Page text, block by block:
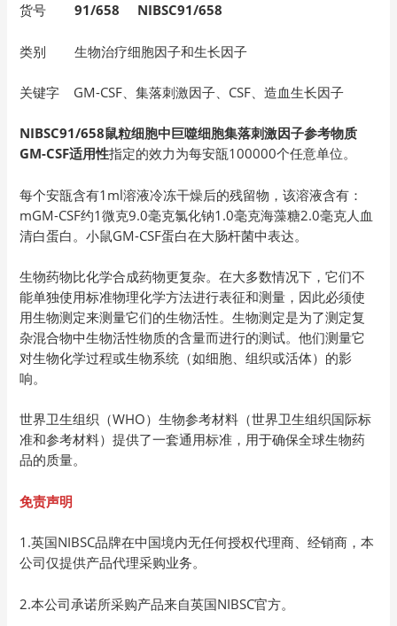
货号91/658 NIBSC91/658
类别 生物治疗细胞因子和生长因子
关键字 GM-CSF、集落刺激因子、CSF、造血生长因子
NIBSC91/658鼠粒细胞中巨噬细胞集落刺激因子参考物质
GM-CSF适用性指定的效力为每安瓿100000个任意单位。
每个安瓿含有1ml溶液冷冻干燥后的残留物，该溶液含有：
mGM-CSF约1微克9.0毫克氯化钠1.0毫克海藻糖2.0毫克人血
清白蛋白。小鼠GM-CSF蛋白在大肠杆菌中表达。
生物药物比化学合成药物更复杂。在大多数情况下，它们不
能单独使用标准物理化学方法进行表征和测量，因此必须使
用生物测定来测量它们的生物活性。生物测定是为了测定复
杂混合物中生物活性物质的含量而进行的测试。他们测量它
对生物化学过程或生物系统（如细胞、组织或活体）的影
响。
世界卫生组织（WHO）生物参考材料（世界卫生组织国际标
准和参考材料）提供了一套通用标准，用于确保全球生物药
品的质量。
免责声明
1.英国NIBSC品牌在中国境内无任何授权代理商、经销商，本
公司仅提供产品代理采购业务。
2.本公司承诺所采购产品来自英国NIBSC官方。